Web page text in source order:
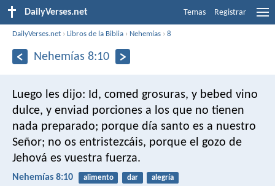
DailyVerses.net Temas Registrar
DailyVerses.net ›Libros de la Biblia › Nehemías ›8
Nehemías 8:10
Luego les dijo: Id, comed grosuras, y bebed vino
dulce, y enviad porciones a los que no tienen
nada preparado; porque día santo es a nuestro
Señor; no os entristezcáis, porque el gozo de
Jehová es vuestra fuerza.
Nehemías 8:10 alimento dar alegría